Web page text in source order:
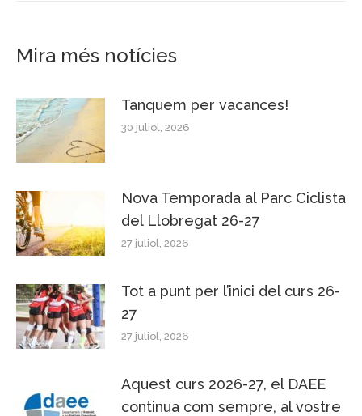
Mira més notícies
Tanquem per vacances!
30 juliol, 2026
Nova Temporada al Parc Ciclista
del Llobregat 26-27
27 juliol, 2026
Tot a punt per l’inici del curs 26-
27
27 juliol, 2026
Aquest curs 2026-27, el DAEE
continua com sempre, al vostre